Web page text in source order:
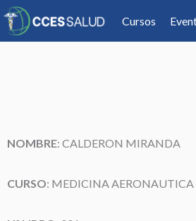
Cursos
NOMBRE: CALDERON MIRANDA
CURSO: MEDICINA AERONAUTICA